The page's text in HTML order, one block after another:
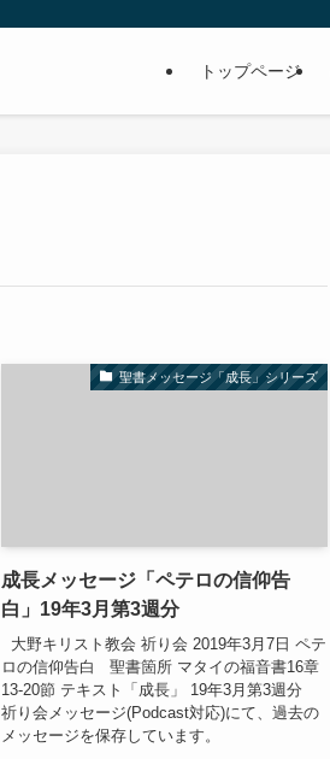
トップページ
聖書メッセージ「成長」シリーズ
成長メッセージ「ペテロの信仰告
白」19年3月第3週分
大野キリスト教会 祈り会 2019年3月7日 ペテ
ロの信仰告白 聖書箇所 マタイの福音書16章
13-20節 テキスト「成長」 19年3月第3週分
祈り会メッセージ(Podcast対応)にて、過去の
メッセージを保存しています。